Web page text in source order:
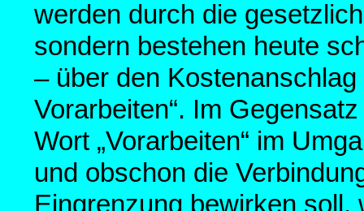
werden durch die
sondern bestehen heute
– über den
Vorarbeiten“. Im
Wort „Vorarbeiten“ im
und obschon die
Eingrenzung bewirken